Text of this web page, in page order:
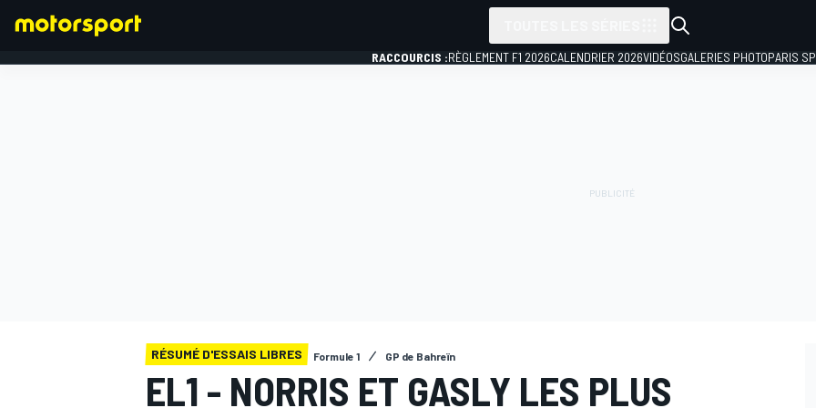
RACCOURCIS :RÈGLEMENT F1 2026CALENDRIER 2026VIDÉOSGALERIES PHOTOPARIS
RÉSUMÉ D'ESSAIS LIBRES Formule 1 GP de Bahreïn
EL1 - NORRIS ET GASLY LES PLUS